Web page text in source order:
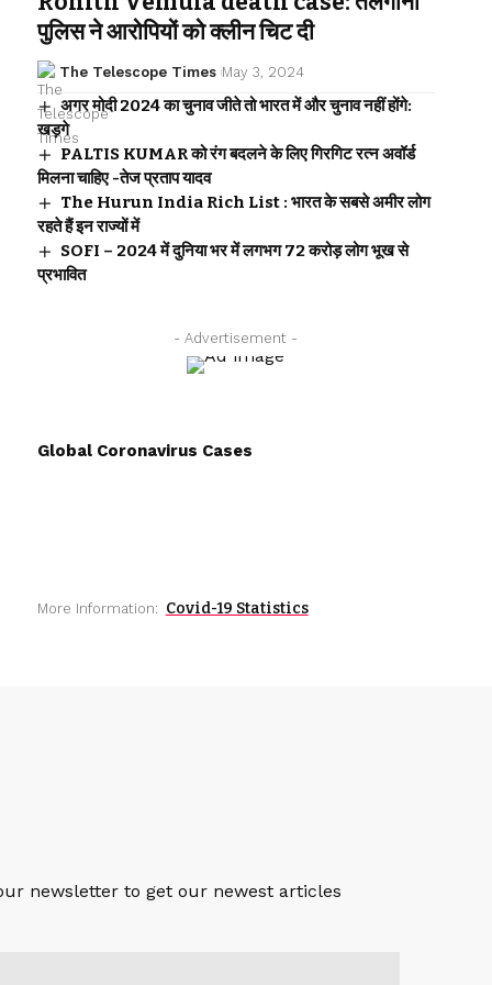
पुलिस ने आरोपियों को क्लीन चिट दी
The Telescope Times May 3, 2024
अगर मोदी 2024 का चुनाव जीते तो भारत में और चुनाव नहीं होंगे:
खड़गे
PALTIS KUMAR को रंग बदलने के लिए गिरगिट रत्न अवॉर्ड
मिलना चाहिए -तेज प्रताप यादव
The Hurun India Rich List : भारत के सबसे अमीर लोग
रहते हैं इन राज्यों में
SOFI – 2024 में दुनिया भर में लगभग 72 करोड़ लोग भूख से
प्रभावित
- Advertisement -
Global Coronavirus Cases
More Information: Covid-19 Statistics
newsletter to get our newest articles